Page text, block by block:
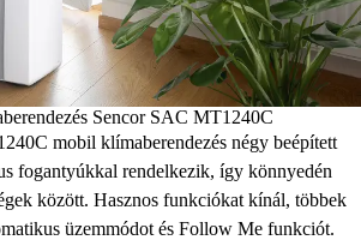
Sencor SAC MT1240C
mobil klímaberendezés négy beépített
fogantyúkkal rendelkezik, így könnyedén
között. Hasznos funkciókat kínál, többek
üzemmódot és Follow Me funkciót.